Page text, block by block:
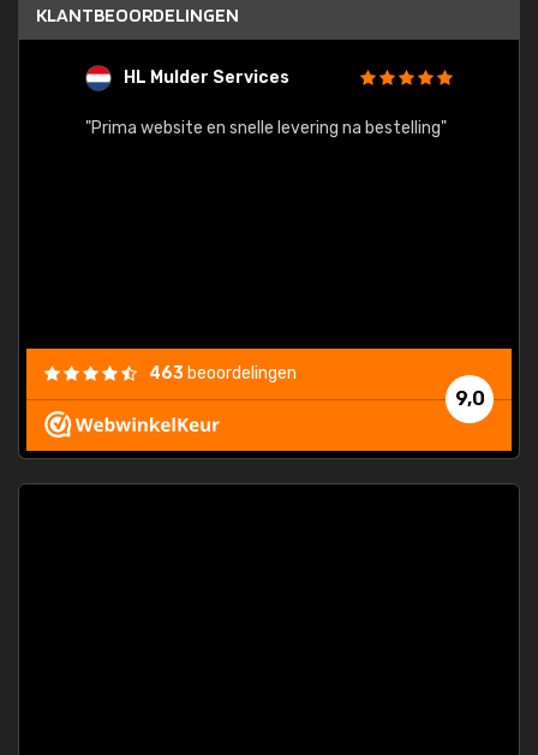
KLANTBEOORDELINGEN
HL Mulder Services
"Prima website en snelle levering na bestelling"
9,0
463 beoordelingen